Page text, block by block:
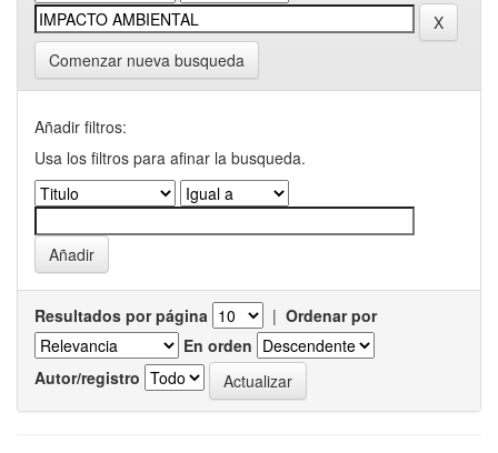
Comenzar nueva busqueda
Añadir filtros:
Usa los filtros para afinar la busqueda.
Resultados por página | Ordenar por
En orden
Autor/registro